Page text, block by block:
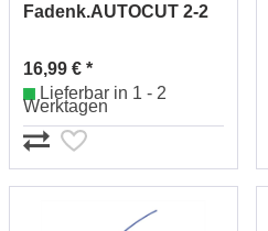
Fadenk.AUTOCUT 2-2
16,99 € *
Lieferbar in 1 - 2
Werktagen